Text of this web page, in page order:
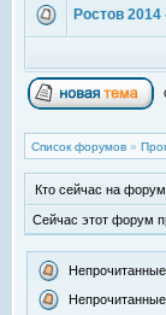
Ростов 2014
Список форумов »
Кто сейчас на
Сейчас этот форум